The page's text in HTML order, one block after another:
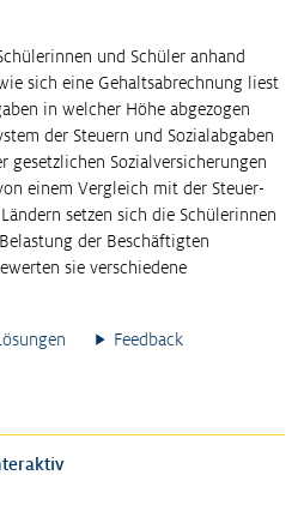
und Schüler anhand
sich eine Gehaltsabrechnung liest
in welcher Höhe abgezogen
der Steuern und Sozialabgaben
gesetzlichen Sozialversicherungen
einem Vergleich mit der Steuer-
setzen sich die Schülerinnen
der Beschäftigten
sie verschiedene
Feedback